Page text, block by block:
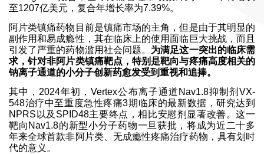
至1207亿美元，复合年增长率为7.39%。
阿片类镇痛药物目前是镇痛市场的主角，但是由于其明显的
副作用和易成瘾性，其在临床上的使用面临巨大挑战，而且
引发了严重的药物滥用社会问题。 为满足这一突出的临床需
求，针对非阿片类镇痛靶点，特别是靶向与疼痛高度相关的
钠离子通道的小分子创新药愈发受到重视和追捧。
其中，2024年初，Vertex公布离子通道Nav1.8抑制剂VX-
548治疗中至重度急性疼痛3期临床的最新数据，研究达到
NPRS以及SPID48主要终点，相比安慰剂显著改善。这一
靶向Nav1.8的新型小分子药物一旦获批，将成为近二十多
年来全球首款非阿片类、无成瘾性疼痛治疗药物，具有划时
代的意义。